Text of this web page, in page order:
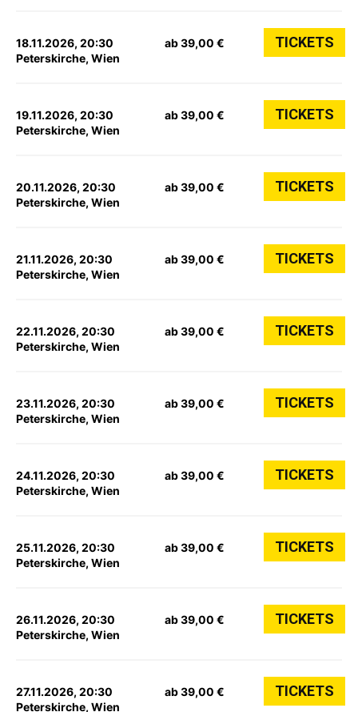
18.11.2026, 20:30
Peterskirche, Wien
ab 39,00 € TICKETS
19.11.2026, 20:30
Peterskirche, Wien
ab 39,00 € TICKETS
20.11.2026, 20:30
Peterskirche, Wien
ab 39,00 € TICKETS
21.11.2026, 20:30
Peterskirche, Wien
ab 39,00 € TICKETS
22.11.2026, 20:30
Peterskirche, Wien
ab 39,00 € TICKETS
23.11.2026, 20:30
Peterskirche, Wien
ab 39,00 € TICKETS
24.11.2026, 20:30
Peterskirche, Wien
ab 39,00 € TICKETS
25.11.2026, 20:30
Peterskirche, Wien
ab 39,00 € TICKETS
26.11.2026, 20:30
Peterskirche, Wien
ab 39,00 € TICKETS
27.11.2026, 20:30
Peterskirche, Wien
ab 39,00 € TICKETS